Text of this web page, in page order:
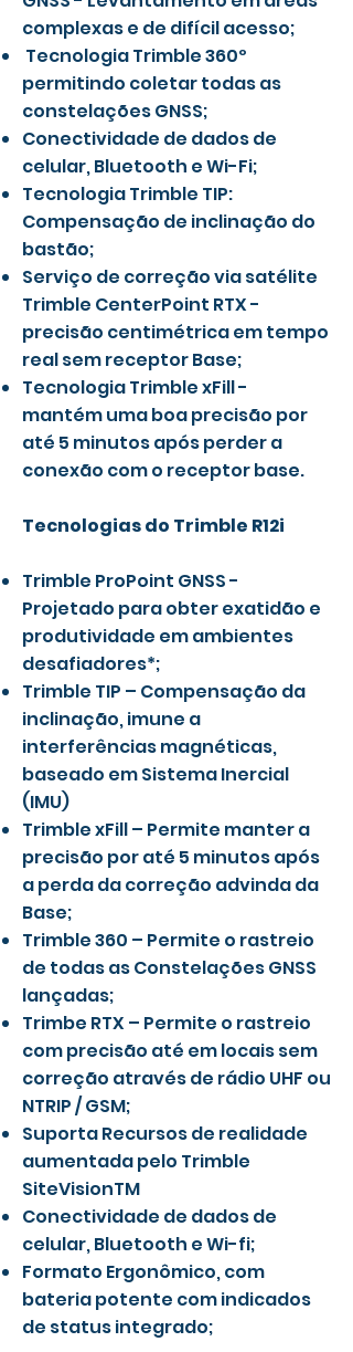
complexas e de difícil acesso;
Tecnologia Trimble 360º
permitindo coletar todas as
constelações GNSS;
Conectividade de dados de
celular, Bluetooth e Wi-Fi;
Tecnologia Trimble TIP:
Compensação de inclinação do
bastão;
Serviço de correção via satélite
Trimble CenterPoint RTX -
precisão centimétrica em tempo
real sem receptor Base;
Tecnologia Trimble xFill -
mantém uma boa precisão por
até 5 minutos após perder a
conexão com o receptor base.
Tecnologias do Trimble R12i
Trimble ProPoint GNSS -
Projetado para obter exatidão e
produtividade em ambientes
desafiadores*;
Trimble TIP – Compensação da
inclinação, imune a
interferências magnéticas,
baseado em Sistema Inercial
(IMU)
Trimble xFill – Permite manter a
precisão por até 5 minutos após
a perda da correção advinda da
Base;
Trimble 360 – Permite o rastreio
de todas as Constelações GNSS
lançadas;
Trimbe RTX – Permite o rastreio
com precisão até em locais sem
correção através de rádio UHF ou
NTRIP / GSM;
Suporta Recursos de realidade
aumentada pelo Trimble
SiteVisionTM
Conectividade de dados de
celular, Bluetooth e Wi-fi;
Formato Ergonômico, com
bateria potente com indicados
de status integrado;